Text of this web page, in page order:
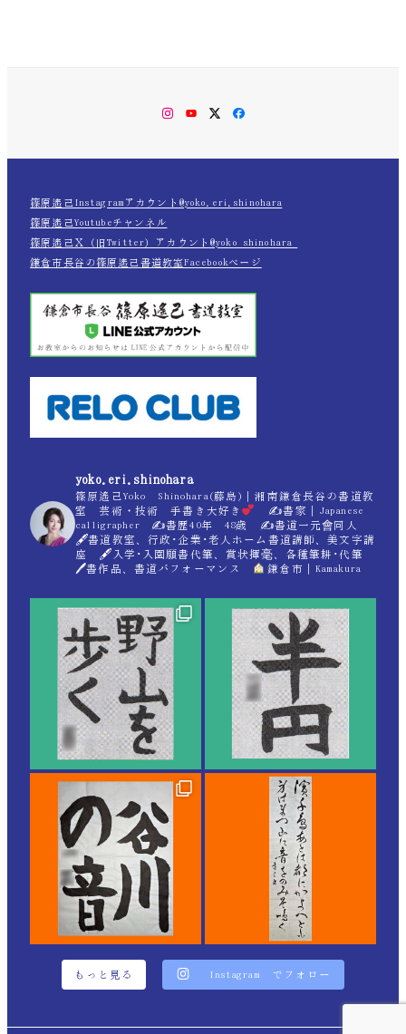
Instagram
YouTubeTwitterFacebook
篠原遙己Instagramアカウント@yoko.eri.shinohara
篠原遙己Youtubeチャンネル
篠原遙己Ｘ（旧Twitter）アカウント@yoko_shinohara_
鎌倉市長谷の篠原遙己書道教室Facebookページ
yoko.eri.shinohara
篠原遙己Yoko Shinohara(藤島)｜湘南鎌倉長谷の書道教
室 芸術・技術 手書き大好き
✍書家｜Japanese
calligrapher ✍書歴40年 48歳 ✍書道一元會同人
🖋書道教室、行政･企業･老人ホーム書道講師、美文字講
座 🖋入学･入園願書代筆、賞状揮毫、各種筆耕･代筆
🖊書作品、書道パフォーマンス
鎌倉市｜Kamakura
もっと見る Instagram でフォロー